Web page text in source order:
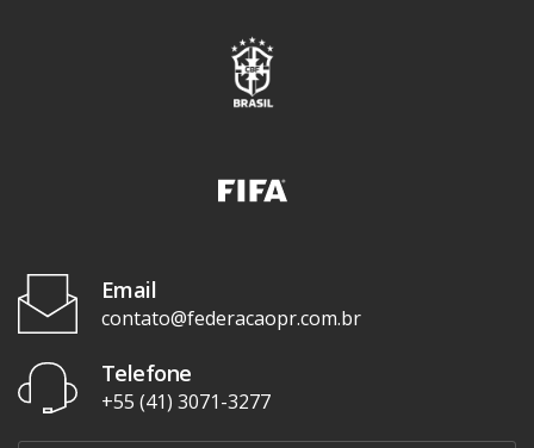
Email
contato@federacaopr.com.br
Telefone
+55 (41) 3071-3277